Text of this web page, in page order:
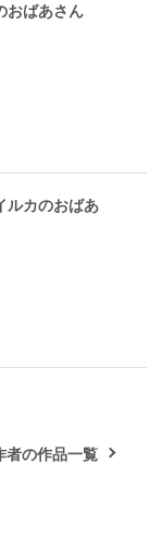
おばあさん
ルカのおばあ
者の作品一覧